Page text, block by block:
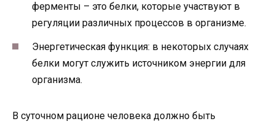
ферменты – это белки, которые участвуют в
регуляции различных процессов в организме.
Энергетическая функция: в некоторых случаях
белки могут служить источником энергии для
организма.
В суточном рационе человека должно быть